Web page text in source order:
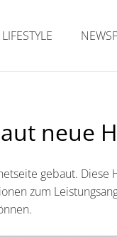
LIFESTYLE
neue
gebaut.
zum